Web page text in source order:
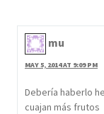
mu
MAY 5, 2014 AT 9:09 PM
Debería haberlo
cuajan más frutos